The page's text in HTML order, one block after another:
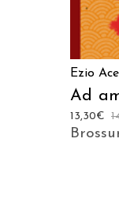
Ezio
Ad
13,30€